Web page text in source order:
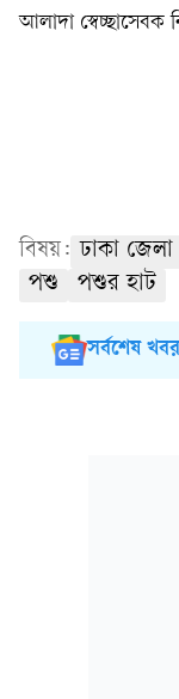
আলাদা স্বেচ্ছাসেবক
বিষয়: ঢাকা জেলা
পশু
পশুর হাট
সর্বশেষ